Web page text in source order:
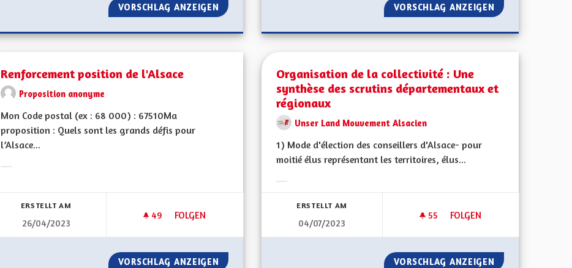
VORSCHLAG ANZEIGEN ACCÉDER À LA PROPRIÉTÉ VORSCHLAG ANZEIGEN A QUOI BON
Renforcement position de l'Alsace
Proposition anonyme
Mon Code postal (ex : 68 000) : 67510Ma
proposition : Quels sont les grands défis pour
l’Alsace...
ERSTELLT AM
26/04/2023
49 49 FOLLOWER
FOLGEN
RENFORCEMENT POSITION DE L'ALSACE
VORSCHLAG ANZEIGEN RENFORCEMENT POSITION DE L'ALSACE
Organisation de la collectivité : Une
synthèse des scrutins départementaux et
régionaux
Unser Land Mouvement Alsacien
1) Mode d'élection des conseillers d'Alsace- pour
moitié élus représentant les territoires, élus...
ERSTELLT AM
04/07/2023
55 55 FOLLOWER
FOLGEN
ORGANISATION DE LA
VORSCHLAG ANZEIGEN ORGANISATION